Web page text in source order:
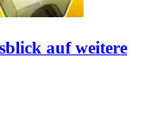
auf weitere